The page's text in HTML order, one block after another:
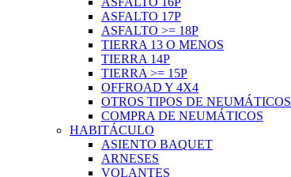
ASFALTO 17P
ASFALTO >= 18P
TIERRA 13 O MENOS
TIERRA 14P
TIERRA >= 15P
OFFROAD Y 4X4
OTROS TIPOS DE NEUMÁTICOS
COMPRA DE NEUMÁTICOS
HABITÁCULO
ASIENTO BAQUET
ARNESES
VOLANTES